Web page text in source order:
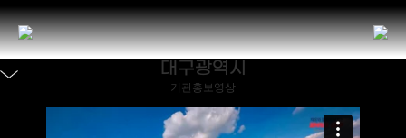
대구광역시
기관홍보영상